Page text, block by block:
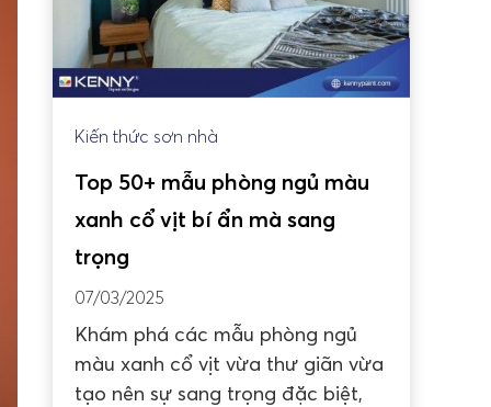
Kiến thức sơn nhà
Top 50+ mẫu phòng ngủ màu
xanh cổ vịt bí ẩn mà sang
trọng
07/03/2025
Khám phá các mẫu phòng ngủ
màu xanh cổ vịt vừa thư giãn vừa
tạo nên sự sang trọng đặc biệt,